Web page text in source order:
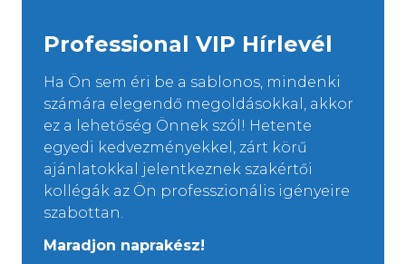
Professional VIP Hírlevél
Ha Ön sem éri be a sablonos, mindenki
számára elegendő megoldásokkal, akkor
ez a lehetőség Önnek szól! Hetente
egyedi kedvezményekkel, zárt körű
ajánlatokkal jelentkeznek szakértői
kollégák az Ön professzionális igényeire
szabottan.
Maradjon naprakész!